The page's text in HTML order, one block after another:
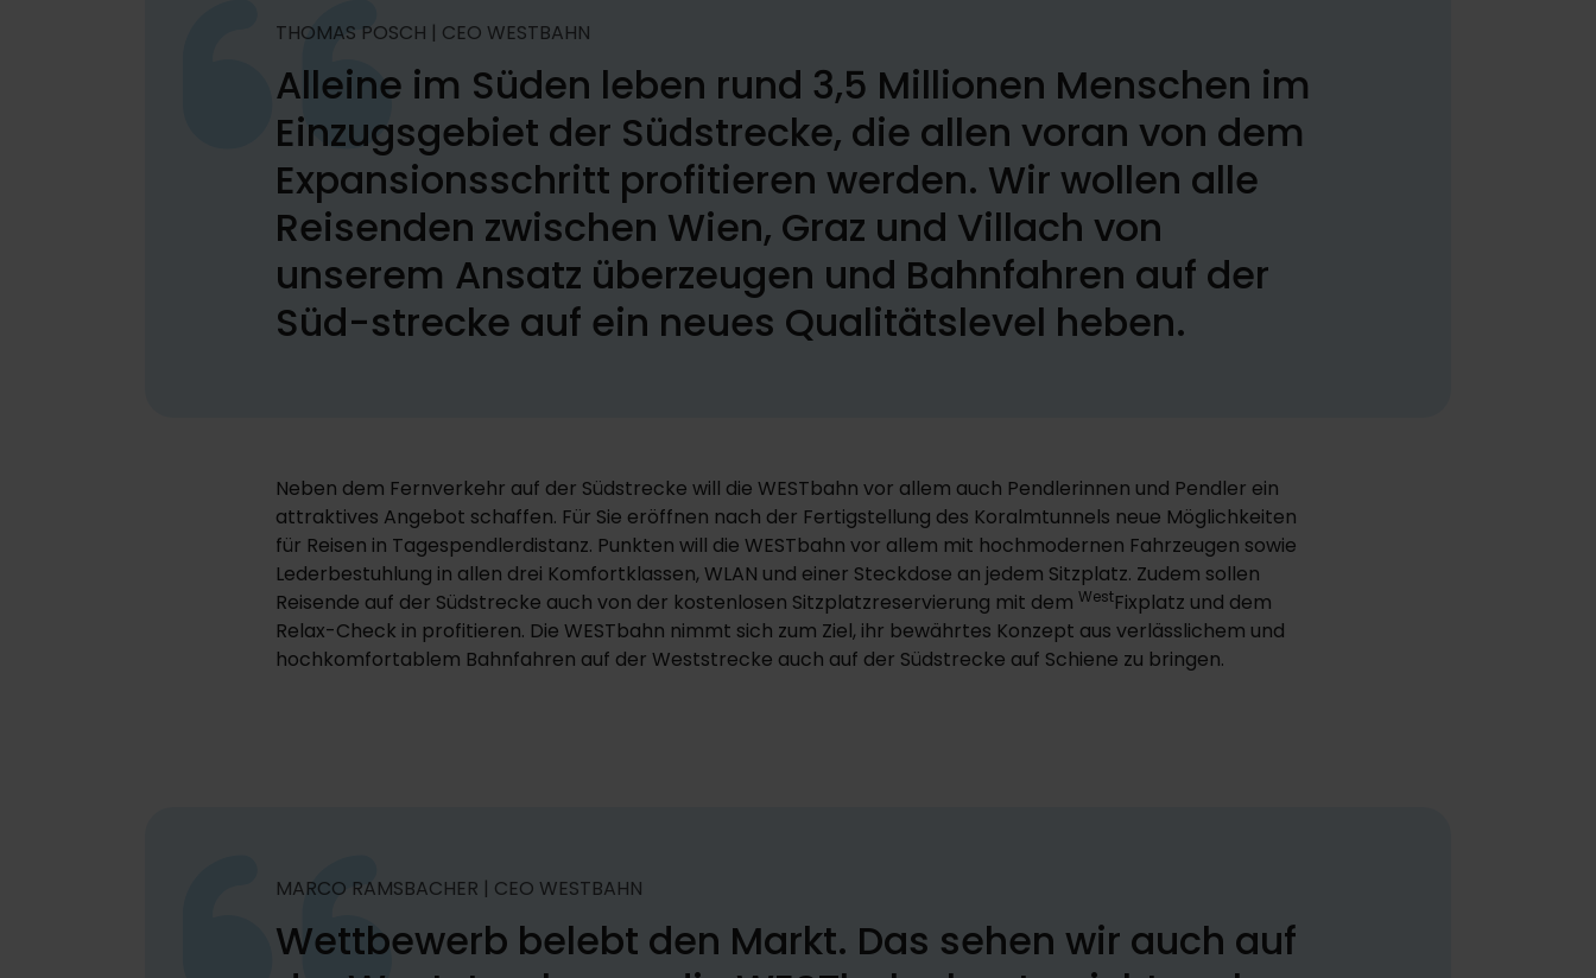
THOMAS POSCH | CEO WESTBAHN
Alleine im Süden leben rund 3,5 Millionen Menschen im
Einzugsgebiet der Südstrecke, die allen voran von dem
Expansionsschritt profitieren werden. Wir wollen alle
Reisenden zwischen Wien, Graz und Villach von
unserem Ansatz überzeugen und Bahnfahren auf der
Süd-strecke auf ein neues Qualitätslevel heben.
Neben dem Fernverkehr auf der Südstrecke will die WESTbahn vor allem auch Pendlerinnen und Pendler ein
attraktives Angebot schaffen. Für Sie eröffnen nach der Fertigstellung des Koralmtunnels neue Möglichkeiten
für Reisen in Tagespendlerdistanz. Punkten will die WESTbahn vor allem mit hochmodernen Fahrzeugen sowie
Lederbestuhlung in allen drei Komfortklassen, WLAN und einer Steckdose an jedem Sitzplatz. Zudem sollen
Reisende auf der Südstrecke auch von der kostenlosen Sitzplatzreservierung mit dem WestFixplatz und dem
Relax-Check in profitieren. Die WESTbahn nimmt sich zum Ziel, ihr bewährtes Konzept aus verlässlichem und
hochkomfortablem Bahnfahren auf der Weststrecke auch auf der Südstrecke auf Schiene zu bringen.
MARCO RAMSBACHER | CEO WESTBAHN
Wettbewerb belebt den Markt. Das sehen wir auch auf